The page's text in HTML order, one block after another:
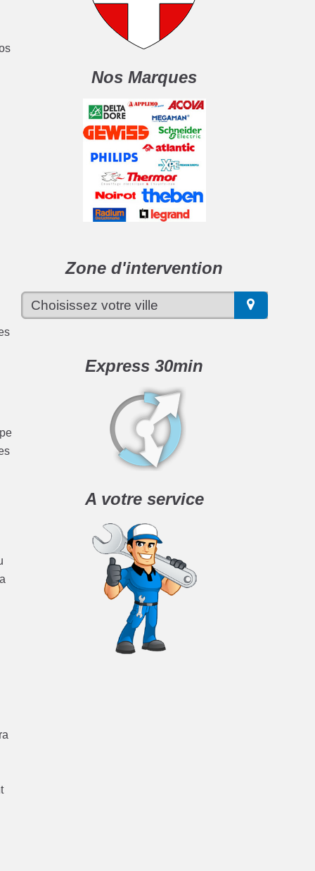
Nos Marques
Zone d'intervention
Express 30min
A votre service